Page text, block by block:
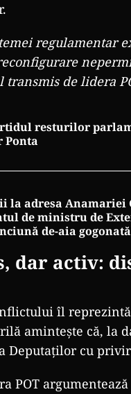
regulamentar
de lidera
resturilor
Ponta
la adresa Anamariei
de ministru de
de-aia
dar activ:
îl
amintește că, la
Deputaților cu
POT